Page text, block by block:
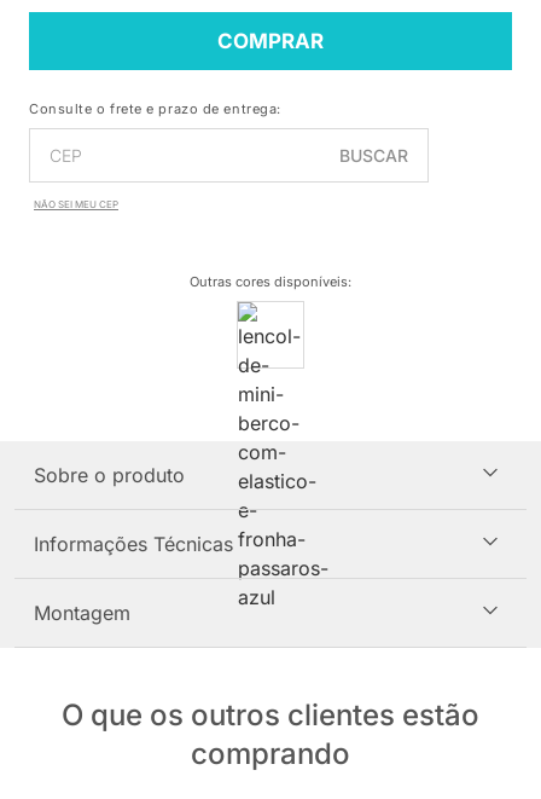
COMPRAR
Consulte o frete e prazo de entrega:
BUSCAR
NÃO SEI MEU CEP
Outras cores disponíveis:
Sobre o produto
Informações Técnicas
Montagem
O que os outros clientes estão
comprando